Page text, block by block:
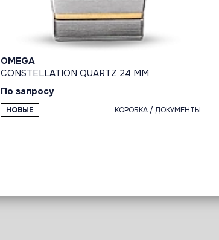
OMEGA
CONSTELLATION QUARTZ 24 MM
По запросу
НОВЫЕ КОРОБКА / ДОКУМЕНТЫ